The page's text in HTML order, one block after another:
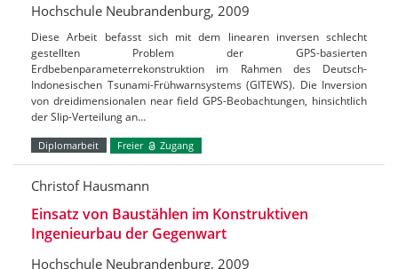
Hochschule Neubrandenburg, 2009
Diese Arbeit befasst sich mit dem linearen inversen schlecht
gestellten Problem der GPS-basierten
Erdbebenparameterrekonstruktion im Rahmen des Deutsch-
Indonesischen Tsunami-Frühwarnsystems (GITEWS). Die Inversion
von dreidimensionalen near field GPS-Beobachtungen, hinsichtlich
der Slip-Verteilung an…
Diplomarbeit Freier Zugang
Christof Hausmann
Einsatz von Baustählen im Konstruktiven
Ingenieurbau der Gegenwart
Hochschule Neubrandenburg, 2009